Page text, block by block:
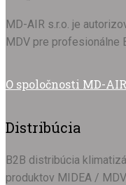
MD-AIR s.r.o. je
MDV pre profesionálne
O spoločnosti MD-AIR
Distribúcia
B2B distribúcia
produktov MIDEA /